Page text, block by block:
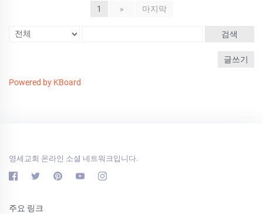
1 » 마지막
검색
글쓰기
Powered by KBoard
영세교회 온라인 소셜 네트워크입니다.
주요 링크